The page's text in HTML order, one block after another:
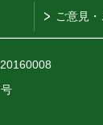
ご意見・